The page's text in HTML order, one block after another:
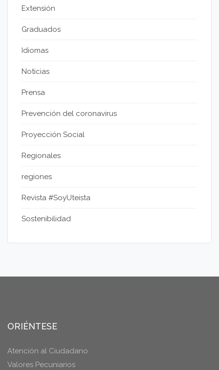
Extensión
Graduados
Idiomas
Noticias
Prensa
Prevención del coronavirus
Proyección Social
Regionales
regiones
Revista #SoyUteista
Sostenibilidad
ORIÉNTESE
Atención al Ciudadano
Valores Pecuniarios